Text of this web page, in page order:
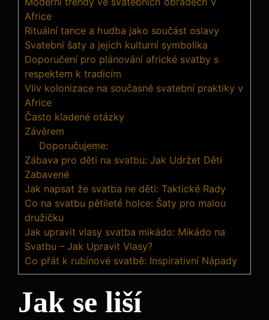
Africe
Rituální tance a hudba jako součást oslavy
Svatební šaty a jejich kulturní symbolika
Doporučení pro plánování africké svatby s
respektem k tradicím
Vliv kolonizace na současné svatební praktiky v
Africe
Často kladené otázky
Závěrem
Doporučujeme:
Zábava pro děti na svatbu: Jak Udržet Děti
Zabavené
Jak napsat že svatba ne děti: Taktické Rady
Co na svatbu pětileté holce: Šaty pro malou
družičku
Jak upravit vlasy svatba mikádo: Mikádo na
Svatbu – Jak Upravit Vlasy?
Co přát k rubínové svatbě: Inspirativní Nápady
Jak se liší